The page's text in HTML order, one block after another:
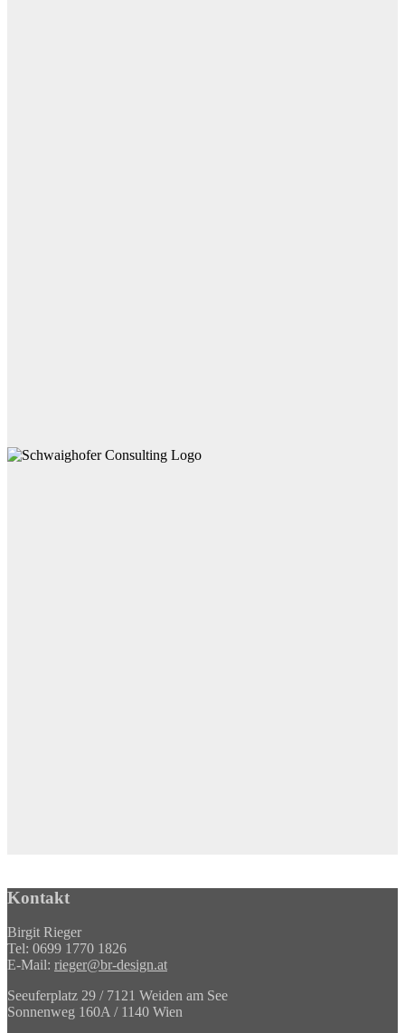
Kontakt
Birgit Rieger
Tel: 0699 1770 1826
E-Mail: rieger@br-design.at
Seeuferplatz 29 / 7121 Weiden am See
Sonnenweg 160A / 1140 Wien